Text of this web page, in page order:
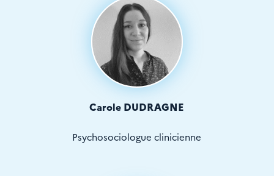
Carole DUDRAGNE
Psychosociologue clinicienne